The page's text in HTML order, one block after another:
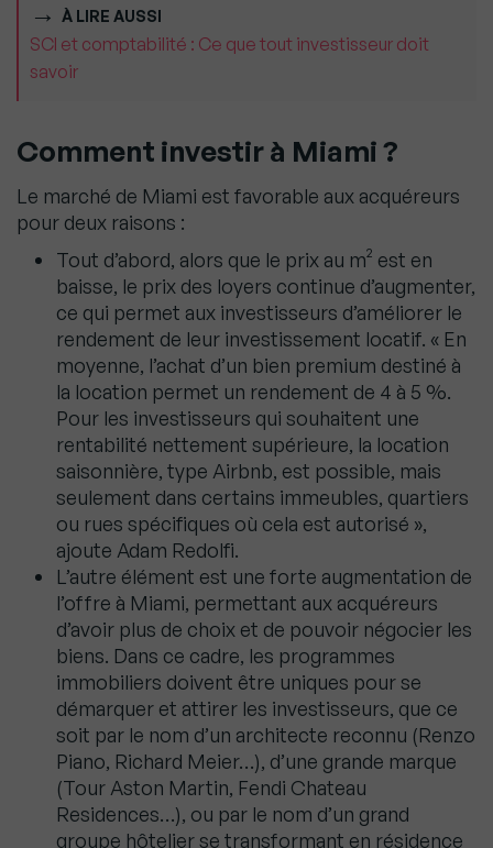
À LIRE AUSSI
SCI et comptabilité : Ce que tout investisseur doit
savoir
Comment investir à Miami ?
Le marché de Miami est favorable aux acquéreurs
pour deux raisons :
Tout d’abord, alors que le prix au m² est en
baisse, le prix des loyers continue d’augmenter,
ce qui permet aux investisseurs d’améliorer le
rendement de leur investissement locatif. « En
moyenne, l’achat d’un bien premium destiné à
la location permet un rendement de 4 à 5 %.
Pour les investisseurs qui souhaitent une
rentabilité nettement supérieure, la location
saisonnière, type Airbnb, est possible, mais
seulement dans certains immeubles, quartiers
ou rues spécifiques où cela est autorisé »,
ajoute Adam Redolfi.
L’autre élément est une forte augmentation de
l’offre à Miami, permettant aux acquéreurs
d’avoir plus de choix et de pouvoir négocier les
biens. Dans ce cadre, les programmes
immobiliers doivent être uniques pour se
démarquer et attirer les investisseurs, que ce
soit par le nom d’un architecte reconnu (Renzo
Piano, Richard Meier…), d’une grande marque
(Tour Aston Martin, Fendi Chateau
Residences…), ou par le nom d’un grand
groupe hôtelier se transformant en résidence